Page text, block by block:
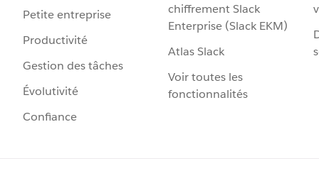
Petite entreprise
Productivité
Gestion des tâches
Évolutivité
Confiance
chiffrement Slack
Enterprise (Slack EKM)
Atlas Slack
Voir toutes les
fonctionnalités